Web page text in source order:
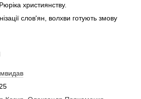
християнству.
слов'ян, волхви готують змову